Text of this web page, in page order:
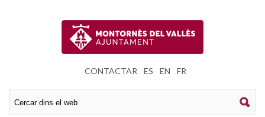
CONTACTAR ES EN FR